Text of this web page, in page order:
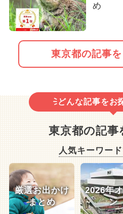
め
東京都の記事
どんな記事をお
東京都の記事
人気キーワー
厳選お出かけ
まとめ
2026年
ン